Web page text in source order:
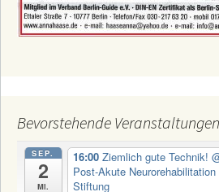
Bevorstehende Veranstaltungen
SEP.
2
Mi.
16:00 Ziemlich gute Technik!
Post-Akute
Stiftung